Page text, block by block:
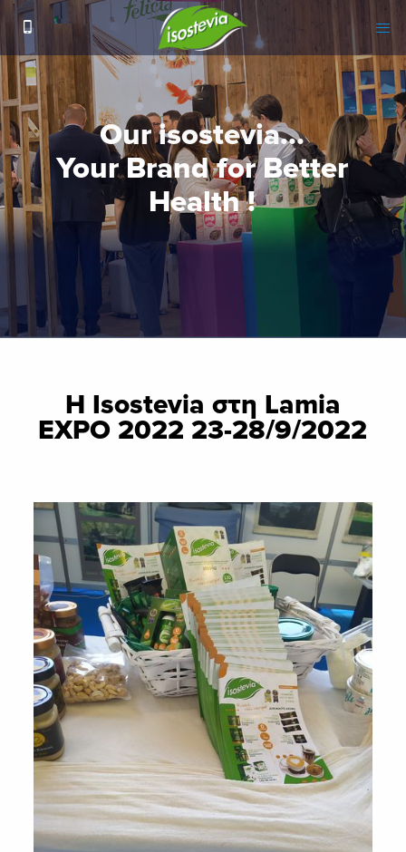
H Isostevia στη Lamia
EXPO 2022 23-28/9/2022